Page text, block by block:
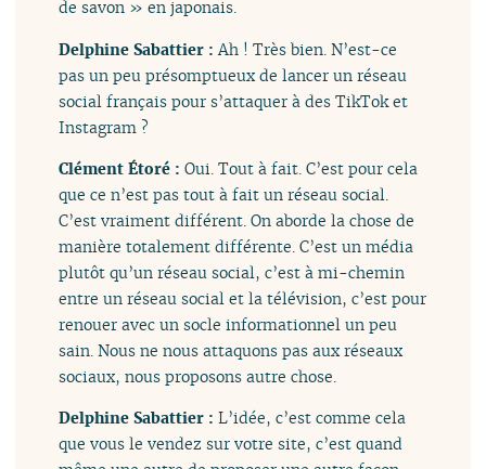
de savon » en japonais.
Delphine Sabattier :Ah ! Très bien. N’est-ce
pas un peu présomptueux de lancer un réseau
social français pour s’attaquer à des TikTok et
Instagram ?
Clément Étoré :Oui. Tout à fait. C’est pour cela
que ce n’est pas tout à fait un réseau social.
C’est vraiment différent. On aborde la chose de
manière totalement différente. C’est un média
plutôt qu’un réseau social, c’est à mi-chemin
entre un réseau social et la télévision, c’est pour
renouer avec un socle informationnel un peu
sain. Nous ne nous attaquons pas aux réseaux
sociaux, nous proposons autre chose.
Delphine Sabattier :L’idée, c’est comme cela
que vous le vendez sur votre site, c’est quand